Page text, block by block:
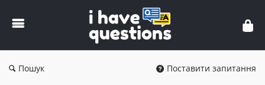
iHaveQuestions
Пошук Поставити запитання